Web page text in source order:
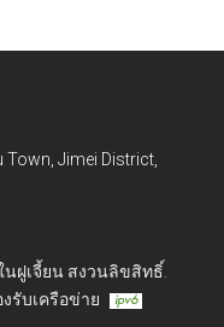
Town, Jimei District,
นฝูเจี้ยน สงวนลิขสิทธิ์.
งรับเครือข่าย